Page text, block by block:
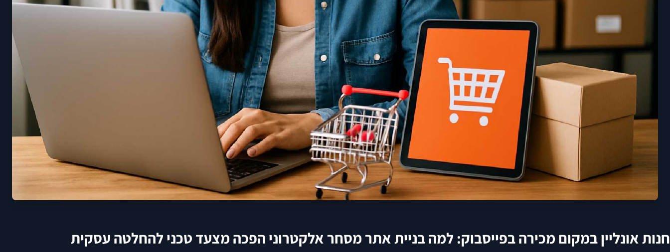
חנות אונליין במקום מכירה בפייסבוק: למה בניית אתר מסחר אלקטרוני הפכה מצעד טכני להחלטה עסקית